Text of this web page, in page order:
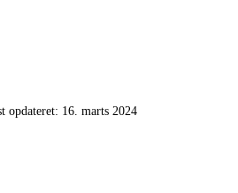
opdateret: 16. marts 2024